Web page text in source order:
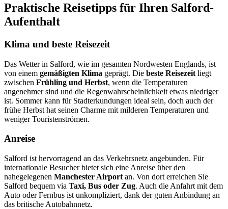
Praktische Reisetipps für Ihren Salford-
Aufenthalt
Klima und beste Reisezeit
Das Wetter in Salford, wie im gesamten Nordwesten Englands, ist
von einem gemäßigten Klima geprägt. Die beste Reisezeit liegt
zwischen Frühling und Herbst, wenn die Temperaturen
angenehmer sind und die Regenwahrscheinlichkeit etwas niedriger
ist. Sommer kann für Stadterkundungen ideal sein, doch auch der
frühe Herbst hat seinen Charme mit milderen Temperaturen und
weniger Touristenströmen.
Anreise
Salford ist hervorragend an das Verkehrsnetz angebunden. Für
internationale Besucher bietet sich eine Anreise über den
nahegelegenen Manchester Airport an. Von dort erreichen Sie
Salford bequem via Taxi, Bus oder Zug. Auch die Anfahrt mit dem
Auto oder Fernbus ist unkompliziert, dank der guten Anbindung an
das britische Autobahnnetz.